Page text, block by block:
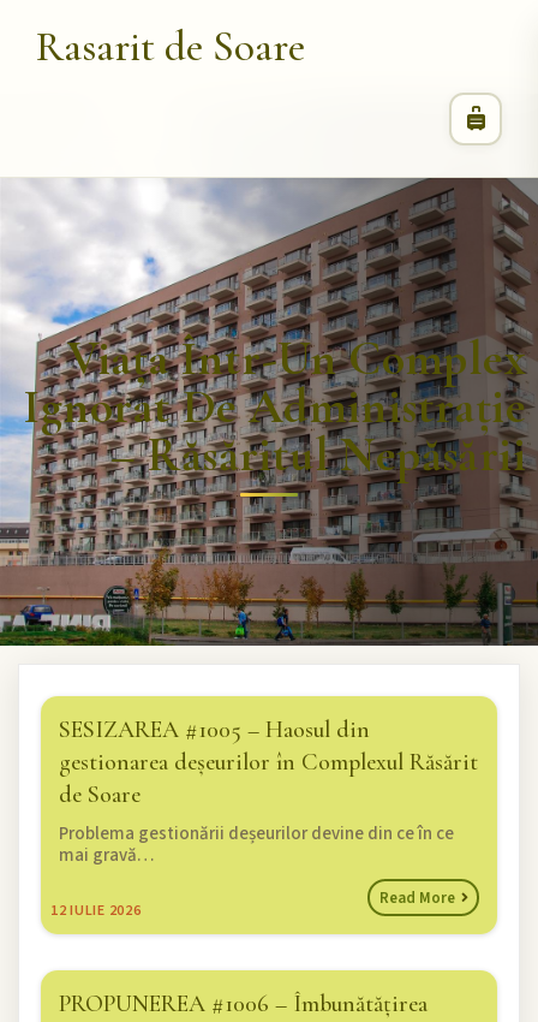
Rasarit de Soare
Viața Într-Un Complex
Ignorat De Administrație
– Răsăritul Nepăsării
SESIZAREA #1005 – Haosul din
gestionarea deșeurilor în Complexul Răsărit
de Soare
12IULIE 2026
Problema gestionării deșeurilor devine din ce în ce
mai gravă…
Read More
PROPUNEREA #1006 – Îmbunătățirea